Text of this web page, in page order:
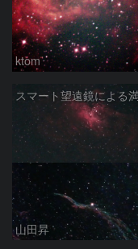
ktom
山田昇